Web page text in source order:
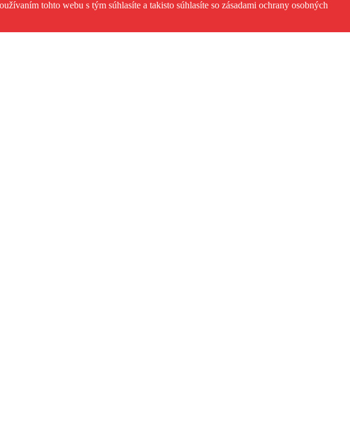
tohto webu s tým súhlasíte a takisto súhlasíte so zásadami ochrany osobných